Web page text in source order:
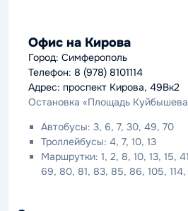
Офис на Кирова
Город: Симферополь
Телефон: 8 (978) 8101114
Адрес: проспект Кирова, 49Вк2
Остановка «Площадь
Автобусы: 3, 6, 7, 30, 49, 70
Троллейбусы: 4, 7, 10, 13
Маршрутки: 1, 2, 8, 10, 13, 15,
69, 80, 81, 83, 85, 86, 105, 114,